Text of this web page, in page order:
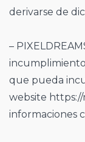
derivarse de
–
que pueda
website
informaciones